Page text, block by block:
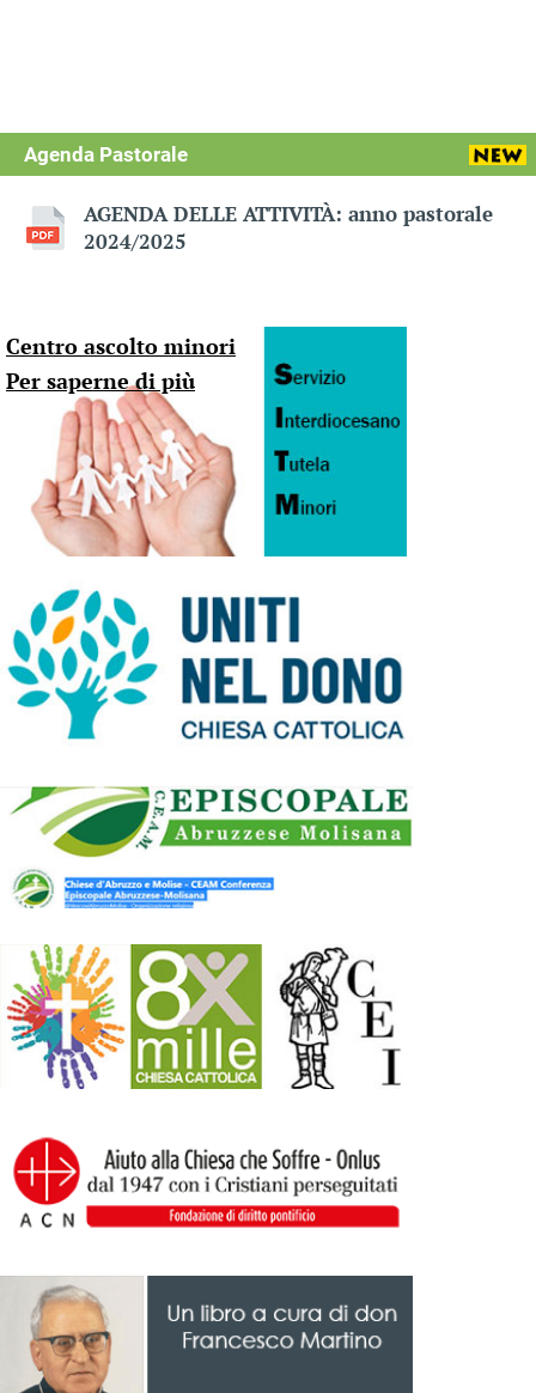
Agenda Pastorale
AGENDA DELLE ATTIVITÀ: anno pastorale
2024/2025
Centro ascolto minori
Per saperne di più